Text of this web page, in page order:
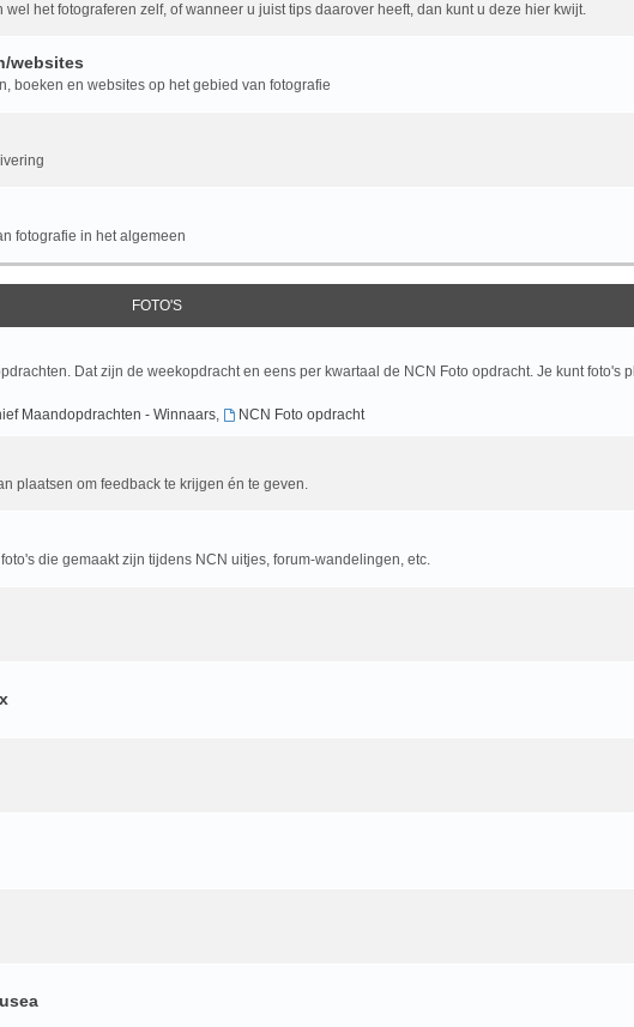
het fotograferen zelf, of wanneer u juist tips daarover heeft, dan kunt u deze hier kwijt.
websites
boeken en websites op het gebied van fotografie
fotografie in het algemeen
FOTO'S
Dat zijn de weekopdracht en eens per kwartaal de NCN Foto opdracht. Je kunt foto's
Maandopdrachten - Winnaars, NCN Foto opdracht
plaatsen om feedback te krijgen én te geven.
die gemaakt zijn tijdens NCN uitjes, forum-wandelingen, etc.